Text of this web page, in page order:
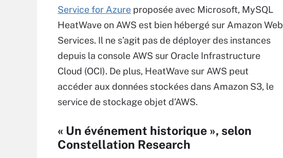
Service for Azure proposée avec Microsoft, MySQL
HeatWave on AWS est bien hébergé sur Amazon Web
Services. Il ne s’agit pas de déployer des instances
depuis la console AWS sur Oracle Infrastructure
Cloud (OCI). De plus, HeatWave sur AWS peut
accéder aux données stockées dans Amazon S3, le
service de stockage objet d’AWS.
« Un événement historique », selon
Constellation Research